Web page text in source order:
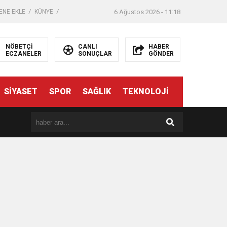
EKLE KÜNYE 6 Ağustos 2026 - 11:18
NÖBETÇİ
ECZANELER
CANLI
SONUÇLAR
HABER
GÖNDER
SİYASET SPOR SAĞLIK TEKNOLOJİ